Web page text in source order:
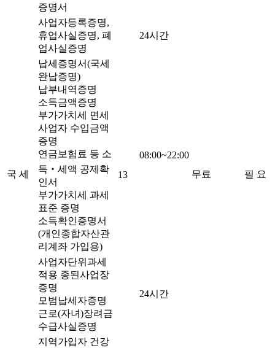
증명서
국 세
사업자등록증명,
휴업사실증명, 폐
업사실증명
13
24시간
무료 필 요
납세증명서(국세
완납증명)
납부내역증명
소득금액증명
부가가치세 면세
사업자 수입금액
증명
연금보험료 등 소
득‧세액 공제확
인서
부가가치세 과세
표준 증명
소득확인증명서
(개인종합자산관
리계좌 가입용)
08:00~22:00
사업자단위과세
적용 종된사업장
증명
모범납세자증명
근로(자녀)장려금
수급사실증명
24시간
지역가입자 건강